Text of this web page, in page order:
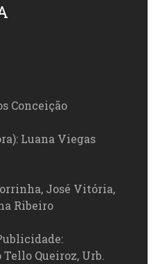
Conceição
Luana Viegas
José Vitória,
Ribeiro
Tello Queiroz, Urb.